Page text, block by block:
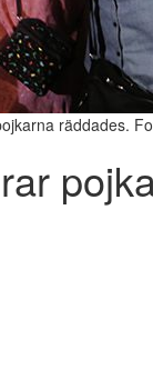
räddades.